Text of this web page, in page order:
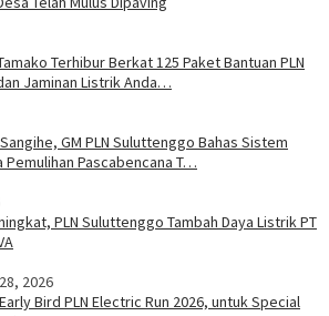
Terhibur Berkat 125 Paket Bantuan PLN
Jaminan Listrik Anda…
GM PLN Suluttenggo Bahas Sistem
Pascabencana T…
PLN Suluttenggo Tambah Daya Listrik PT
2026
Bird PLN Electric Run 2026, untuk Special